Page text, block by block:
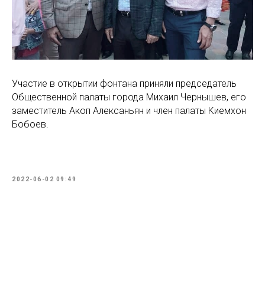
Участие в открытии фонтана приняли председатель
Общественной палаты города Михаил Чернышев, его
заместитель Акоп Алексаньян и член палаты Киемхон
Бобоев.
2022-06-02 09:49